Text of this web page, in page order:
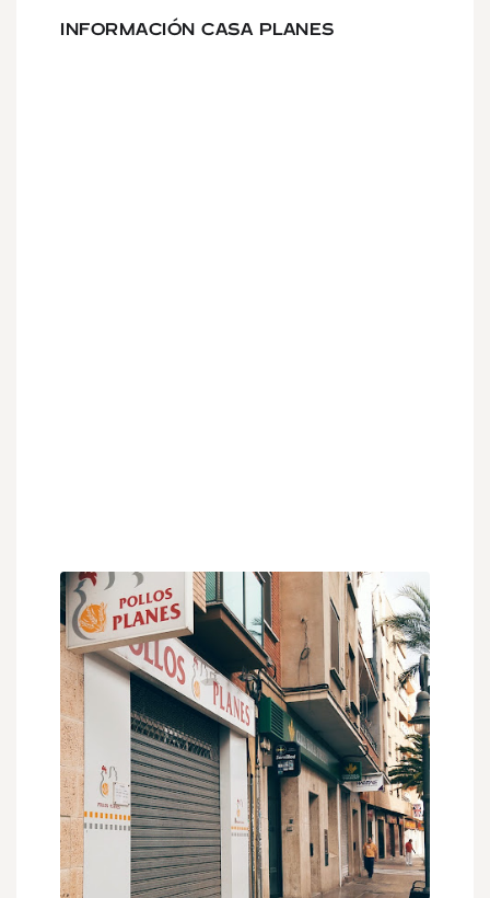
INFORMACIÓN CASA PLANES